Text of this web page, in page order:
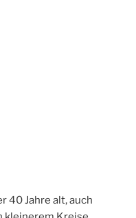
40 Jahre alt, auch